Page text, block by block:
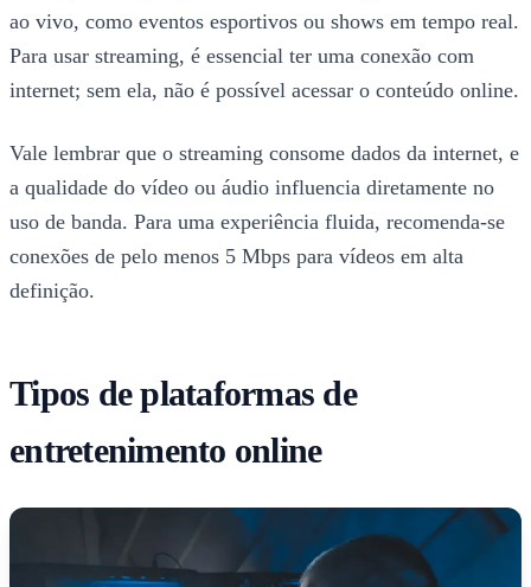
ao vivo, como eventos esportivos ou shows em tempo real.
Para usar streaming, é essencial ter uma conexão com
internet; sem ela, não é possível acessar o conteúdo online.
Vale lembrar que o streaming consome dados da internet, e
a qualidade do vídeo ou áudio influencia diretamente no
uso de banda. Para uma experiência fluida, recomenda-se
conexões de pelo menos 5 Mbps para vídeos em alta
definição.
Tipos de plataformas de
entretenimento online